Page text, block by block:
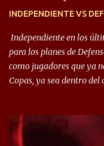
INDEPENDIENTE VS
Independiente en los
para los planes de
como jugadores que ya
Copas, ya sea dentro
Halcón de Varela, como
préstamo allí durante